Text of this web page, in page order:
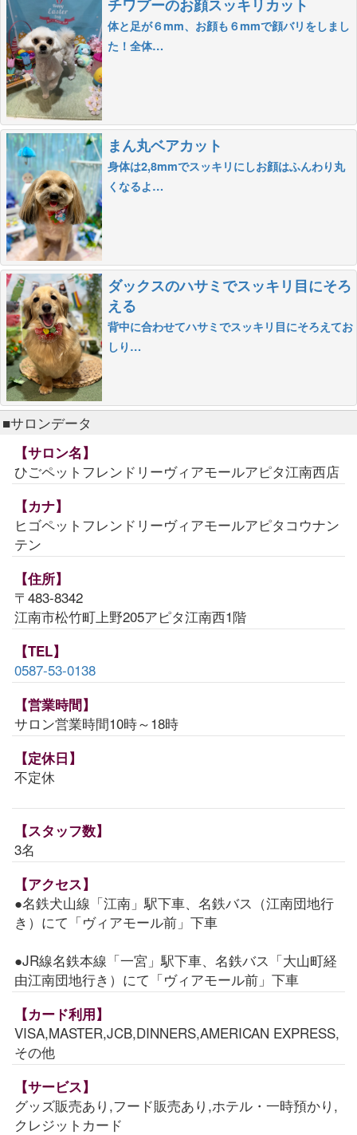
チワプーのお顔スッキリカット
体と足が６mm、お顔も６mmで顔バリをしまし
た！全体…
まん丸ベアカット
身体は2,8mmでスッキリにしお顔はふんわり丸
くなるよ…
ダックスのハサミでスッキリ目にそろ
える
背中に合わせてハサミでスッキリ目にそろえてお
しり…
■サロンデータ
【サロン名】
ひごペットフレンドリーヴィアモールアピタ江南西店
【カナ】
ヒゴペットフレンドリーヴィアモールアピタコウナン
テン
【住所】
〒483-8342
江南市松竹町上野205アピタ江南西1階
【TEL】
0587-53-0138
【営業時間】
サロン営業時間10時～18時
【定休日】
不定休
【スタッフ数】
3名
【アクセス】
●名鉄犬山線「江南」駅下車、名鉄バス（江南団地行
き）にて「ヴィアモール前」下車
●JR線名鉄本線「一宮」駅下車、名鉄バス「大山町経
由江南団地行き）にて「ヴィアモール前」下車
【カード利用】
VISA,MASTER,JCB,DINNERS,AMERICAN EXPRESS,
その他
【サービス】
グッズ販売あり,フード販売あり,ホテル・一時預かり,
クレジットカード